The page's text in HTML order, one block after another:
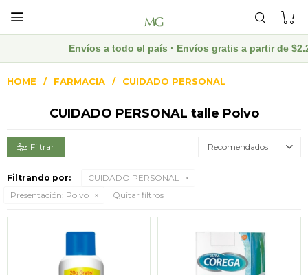

Envíos a todo el país · Envíos gratis a partir de
HOME FARMACIA CUIDADO PERSONAL
CUIDADO PERSONAL talle Polvo
Recomendados
Filtrando por:
CUIDADO PERSONAL
Presentación: Polvo Quitar filtros